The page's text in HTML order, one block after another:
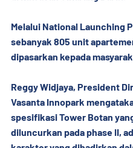
Melalui National Launching
sebanyak 805 unit
dipasarkan kepada
Reggy Widjaya, President
Vasanta Innopark
spesifikasi Tower Botan
diluncurkan pada phase II,